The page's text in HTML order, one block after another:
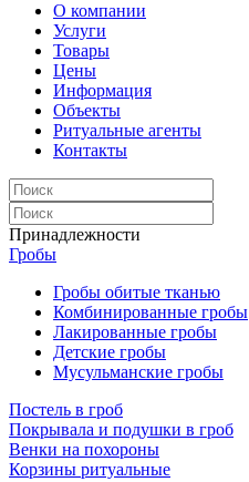
О компании
Услуги
Товары
Цены
Информация
Объекты
Ритуальные агенты
Контакты
Принадлежности
Гробы
Гробы обитые тканью
Комбинированные гробы
Лакированные гробы
Детские гробы
Мусульманские гробы
Постель в гроб
Покрывала и подушки в гроб
Венки на похороны
Корзины ритуальные